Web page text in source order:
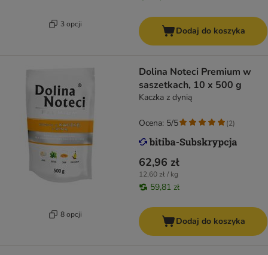
3 opcji
Dodaj do koszyka
8 opcji
Dolina Noteci Premium w
saszetkach, 10 x 500 g
Kaczka z dynią
62,96 zł
12,60 zł / kg
59,81 zł
Ocena: 5/5 (2)
Dodaj do koszyka